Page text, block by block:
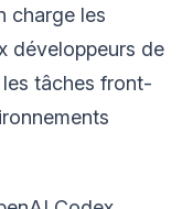
charge les
développeurs de
tâches front-